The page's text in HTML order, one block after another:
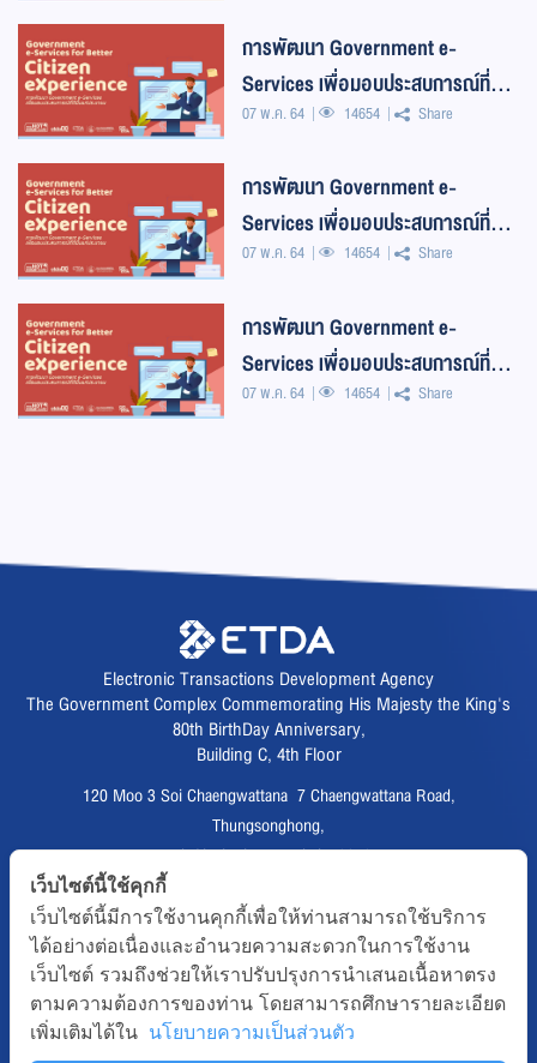
การพัฒนา Government e-
Services เพื่อมอบประสบการณ์ที่ดี
ขึ้นแก่ประชาชน
07 พ.ค. 64 14654 Share
การพัฒนา Government e-
Services เพื่อมอบประสบการณ์ที่ดี
ขึ้นแก่ประชาชน
07 พ.ค. 64 14654 Share
การพัฒนา Government e-
Services เพื่อมอบประสบการณ์ที่ดี
ขึ้นแก่ประชาชน
07 พ.ค. 64 14654 Share
Electronic Transactions Development Agency
The Government Complex Commemorating His Majesty the King's
80th BirthDay Anniversary,
Building C, 4th Floor
120 Moo 3 Soi Chaengwattana 7 Chaengwattana Road,
Thungsonghong,
Lak Si District, Bangkok 10210
CALL CENTER : 02 123 1234
email :info@etda.or.th
Follows
เว็บไซต์นี้ใช้คุกกี้
เว็บไซต์นี้มีการใช้งานคุกกี้เพื่อให้ท่านสามารถใช้บริการ
ได้อย่างต่อเนื่องและอำนวยความสะดวกในการใช้งาน
เว็บไซต์ รวมถึงช่วยให้เราปรับปรุงการนำเสนอเนื้อหาตรง
ตามความต้องการของท่าน โดยสามารถศึกษารายละเอียด
เพิ่มเติมได้ใน นโยบายความเป็นส่วนตัว